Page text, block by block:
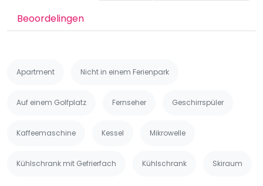
Beoordelingen
Apartment Nicht in einem Ferienpark
Auf einem Golfplatz Fernseher Geschirrspüler
Kaffeemaschine Kessel Mikrowelle
Kühlschrank mit Gefrierfach Kühlschrank Skiraum